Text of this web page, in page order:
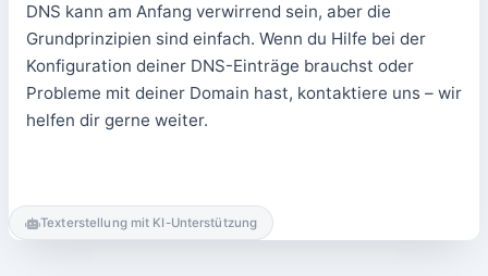
DNS kann am Anfang verwirrend sein, aber die
Grundprinzipien sind einfach. Wenn du Hilfe bei der
Konfiguration deiner DNS-Einträge brauchst oder
Probleme mit deiner Domain hast, kontaktiere uns – wir
helfen dir gerne weiter.
Texterstellung mit KI-Unterstützung